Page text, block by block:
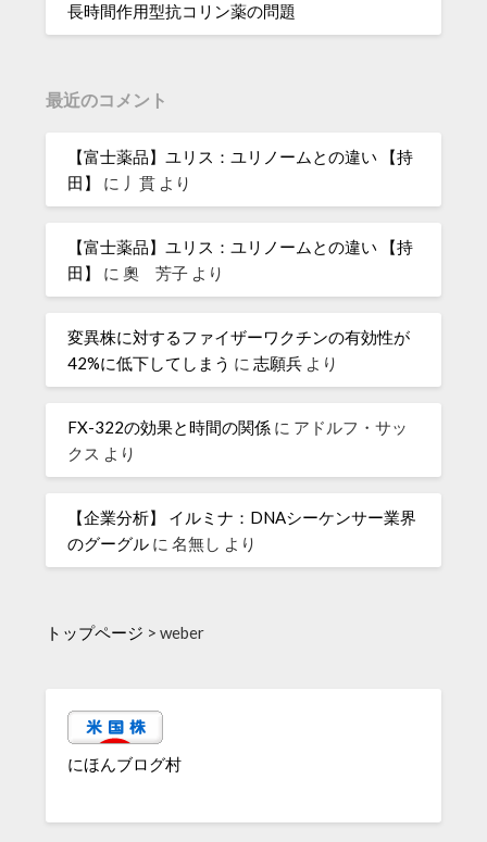
長時間作用型抗コリン薬の問題
最近のコメント
【富士薬品】ユリス：ユリノームとの違い 【持
田】
に 丿貫 より
【富士薬品】ユリス：ユリノームとの違い 【持
田】
に奧 芳子 より
変異株に対するファイザーワクチンの有効性が
42%に低下してしまう に志願兵 より
FX-322の効果と時間の関係 に アドルフ・サッ
クス より
【企業分析】 イルミナ：DNAシーケンサー業界
のグーグル に名無し より
トップページ >weber
にほんブログ村